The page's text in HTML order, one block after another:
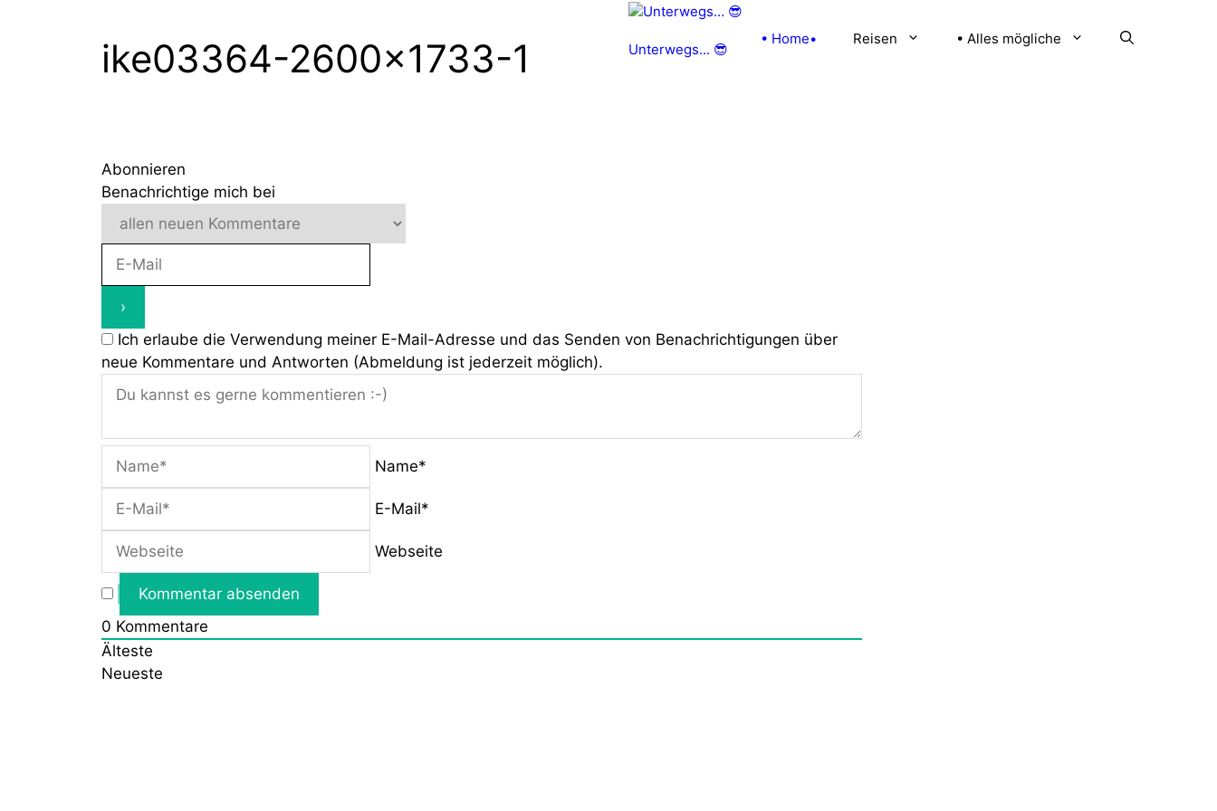
Unterwegs... 😎
• Home• Reisen • Alles mögliche
ike03364-2600×1733-1
Abonnieren
Benachrichtige mich bei
Ich erlaube die Verwendung meiner E-Mail-Adresse und das Senden von Benachrichtigungen über
neue Kommentare und Antworten (Abmeldung ist jederzeit möglich).
Name*
E-Mail*
Webseite
0 Kommentare
Älteste
Neueste